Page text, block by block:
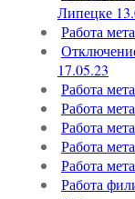
Липецке
Работа
17.05.23
Работа
Работа
Работа
Работа
Работа
Работа